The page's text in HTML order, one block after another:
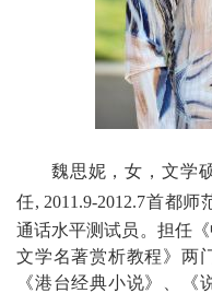
魏思妮，女，文学
任, 2011.9-2012.7首都
通话水平测试员。担任
文学名著赏析教程》两
《港台经典小说》、《